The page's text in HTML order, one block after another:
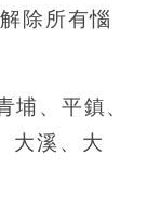
除所有惱
埔、平鎮、
大溪、大